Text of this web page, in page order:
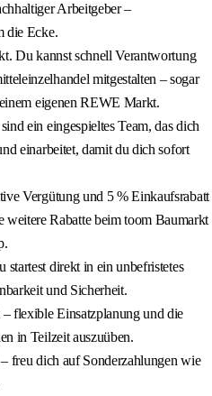
Arbeitgeber –
die Ecke.
Du kannst schnell Verantwortung
mitgestalten – sogar
eigenen REWE Markt.
ein eingespieltes Team, das dich
einarbeitet, damit du dich sofort
Vergütung und 5 % Einkaufsrabatt
Rabatte beim toom Baumarkt
direkt in ein unbefristetes
und Sicherheit.
flexible Einsatzplanung und die
in Teilzeit auszuüben.
freu dich auf Sonderzahlungen wie